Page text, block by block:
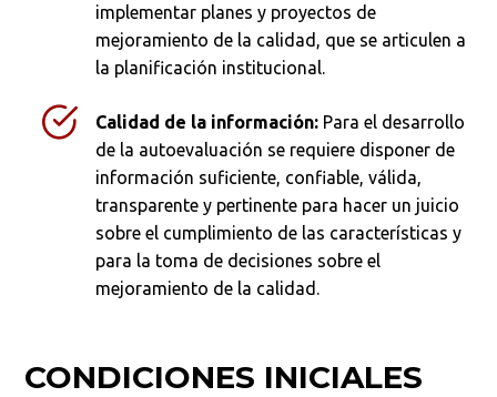
implementar planes y proyectos de
mejoramiento de la calidad, que se articulen a
la planificación institucional.
Calidad de la información: Para el desarrollo
de la autoevaluación se requiere disponer de
información suficiente, confiable, válida,
transparente y pertinente para hacer un juicio
sobre el cumplimiento de las características y
para la toma de decisiones sobre el
mejoramiento de la calidad.
CONDICIONES INICIALES